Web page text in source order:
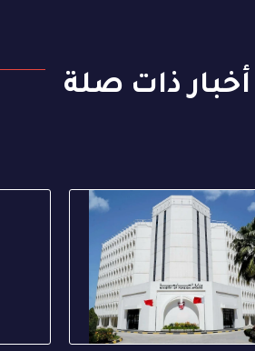
أخبار ذات صلة